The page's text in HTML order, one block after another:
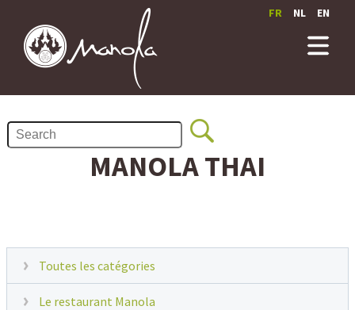
FR NL EN
MANOLA THAI
Toutes les catégories
Le restaurant Manola